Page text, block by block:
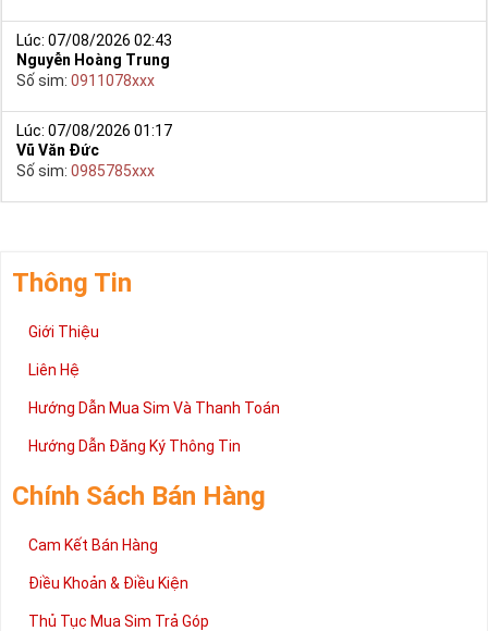
Lúc: 07/08/2026 02:43
Nguyễn Hoàng Trung
Số sim: 0911078xxx
Lúc: 07/08/2026 01:17
Vũ Văn Đức
Số sim: 0985785xxx
Thông Tin
Giới Thiệu
Liên Hệ
Hướng Dẫn Mua Sim Và Thanh Toán
Hướng Dẫn Đăng Ký Thông Tin
Chính Sách Bán Hàng
Cam Kết Bán Hàng
Điều Khoản & Điều Kiện
Thủ Tục Mua Sim Trả Góp